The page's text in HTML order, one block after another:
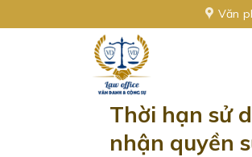
to
Văn
Thời hạn sử
nhận quyền